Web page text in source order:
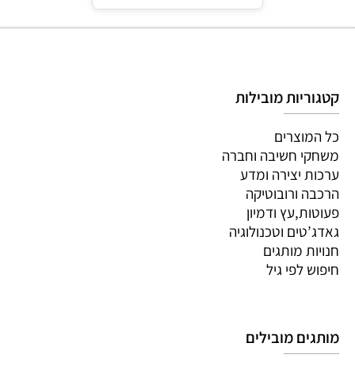
קטגוריות מובילות
כל המוצרים
משחקי חשיבה וחברה
ערכות יצירה ומדע
הרכבה ורובוטיקה
פעוטות,עץ ודמיון
גאדג’טים וטכנולוגיה
חנויות מותגים
חיפוש לפי גיל
מותגים מובילים